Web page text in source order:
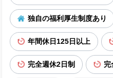
独自の福利厚生制度あり
年間休日125日以上
完全週休2日制 完